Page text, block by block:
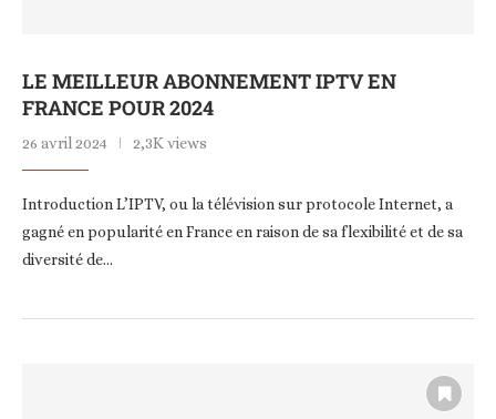
LE MEILLEUR ABONNEMENT IPTV EN
FRANCE POUR 2024
26 avril 2024 2,3K views
Introduction L’IPTV, ou la télévision sur protocole Internet, a
gagné en popularité en France en raison de sa flexibilité et de sa
diversité de…